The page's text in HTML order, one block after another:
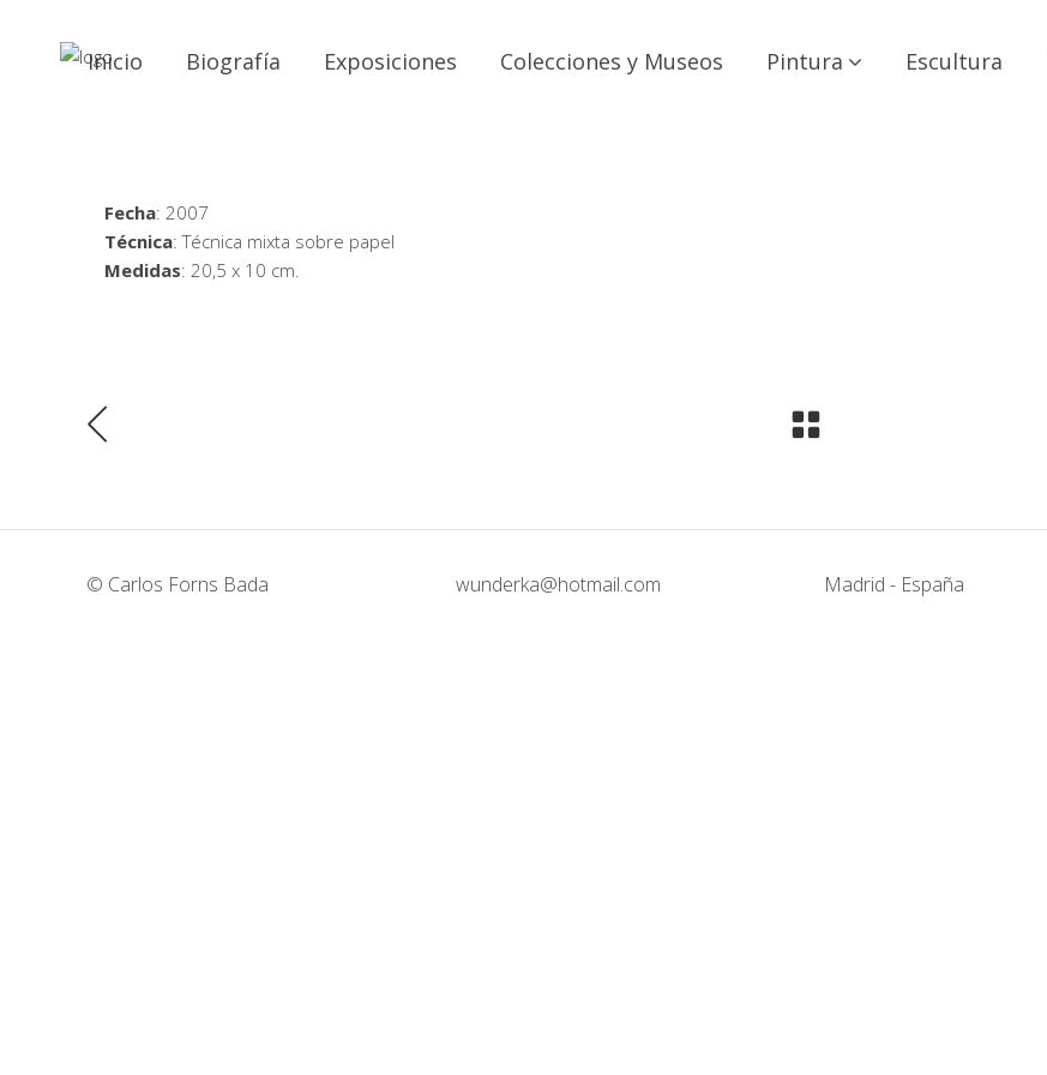
Inicio Biografía Exposiciones Colecciones y Museos Pintura Escultura
Fecha: 2007
Técnica: Técnica mixta sobre papel
Medidas: 20,5 x 10 cm.
© Carlos Forns Bada wunderka@hotmail.com Madrid - España